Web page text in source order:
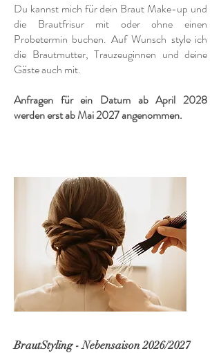
Du kannst mich für dein Braut Make-up und
die Brautfrisur mit oder ohne einen
Probetermin buchen. Auf Wunsch style ich
die Brautmutter, Trauzeuginnen und deine
Gäste auch mit.
Anfragen für ein Datum ab April 2028
werden erst ab Mai 2027 angenommen.
BrautStyling - Nebensaison 2026/2027